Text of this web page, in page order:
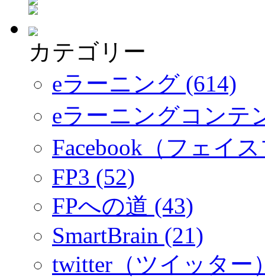
カテゴリー
eラーニング (614)
eラーニングコンテ
Facebook（フェイ
FP3 (52)
FPへの道 (43)
SmartBrain (21)
twitter（ツイッター